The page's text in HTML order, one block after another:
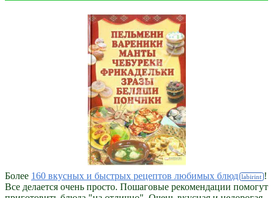
Более 160 вкусных и быстрых рецептов любимых блюд
!
Все делается очень просто. Пошаговые рекомендации помогут